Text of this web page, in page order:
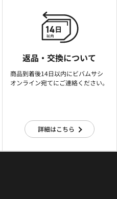
返品・交換について
商品到着後14日以内にビバムサシ
オンライン宛てにご連絡ください。
詳細はこちら